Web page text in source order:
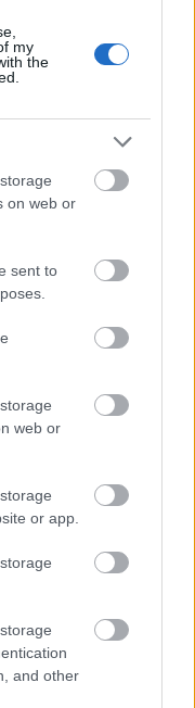
my
the
on web or
sent to
web or
or app.
and other
nógrádi pici falu az
lett a felújított